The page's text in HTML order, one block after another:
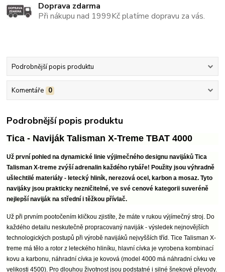
Doprava zdarma
Při nákupu nad 1999Kč platíme dopravu za vás.
Podrobnější popis produktu
Komentáře 0
Podrobnější popis produktu
Tica - Naviják Talisman X-Treme TBAT 4000
Už první pohled na dynamické linie výjimečného designu navijáků Tica
Talisman X-treme zvýší adrenalin každého rybáře! Použity jsou výhradně
ušlechtilé materiály - letecký hliník, nerezová ocel, karbon a mosaz. Tyto
navijáky jsou prakticky nezničitelné, ve své cenové kategorii suveréně
nejlepší naviják na střední i těžkou přívlač.
Už při prvním pootočením kličkou zjistíte, že máte v rukou výjímečný stroj. Do
každého detailu neskutečně propracovaný naviják - výsledek nejnovějších
technologických postupů při výrobě navijáků nejvyšších tříd. Tice Talisman X-
treme má tělo a rotor z leteckého hliníku, hlavní cívka je vyrobena kombinací
kovu a karbonu, náhradní cívka je kovová (model 4000 má náhradní cívku ve
velikosti 4500). Pro dlouhou životnost jsou podstatné i silné šnekové převody.